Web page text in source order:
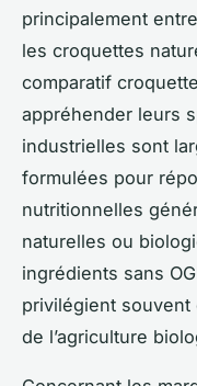
principalement
les croquettes
comparatif
appréhender leurs
industrielles sont
formulées pour
nutritionnelles
naturelles ou
ingrédients sans
privilégient souvent
de l’agriculture